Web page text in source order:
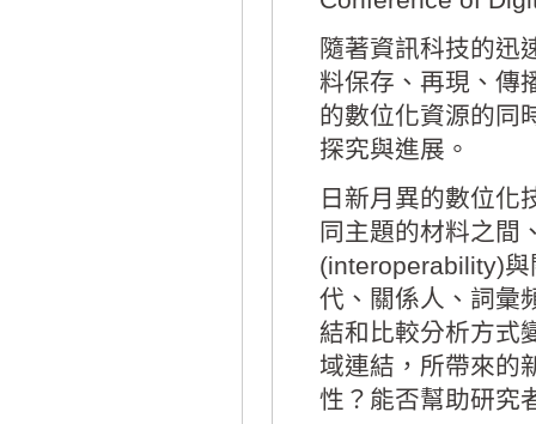
隨著資訊科技的迅
料保存、再現、傳
的數位化資源的同
探究與進展。
日新月異的數位化
同主題的材料之間
(interoperability)
代、關係人、詞彙
結和比較分析方式
域連結，所帶來的
性？能否幫助研究